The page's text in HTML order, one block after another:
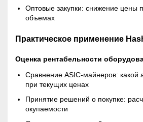
Оптовые закупки: снижение цены
объемах
Практическое применение
Оценка рентабельности
Сравнение ASIC-майнеров: какой
при текущих ценах
Принятие решений о покупке:
окупаемости